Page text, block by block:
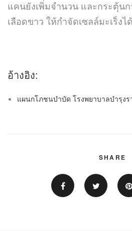
แคนยังเพิ่มจำนวน และกระตุ้น
เลือดขาว ให้กำจัดเซลล์มะเร็ง
อ้างอิง:
แผนกโภชนบำบัด โรงพยาบาลบำรุงร
SHARE